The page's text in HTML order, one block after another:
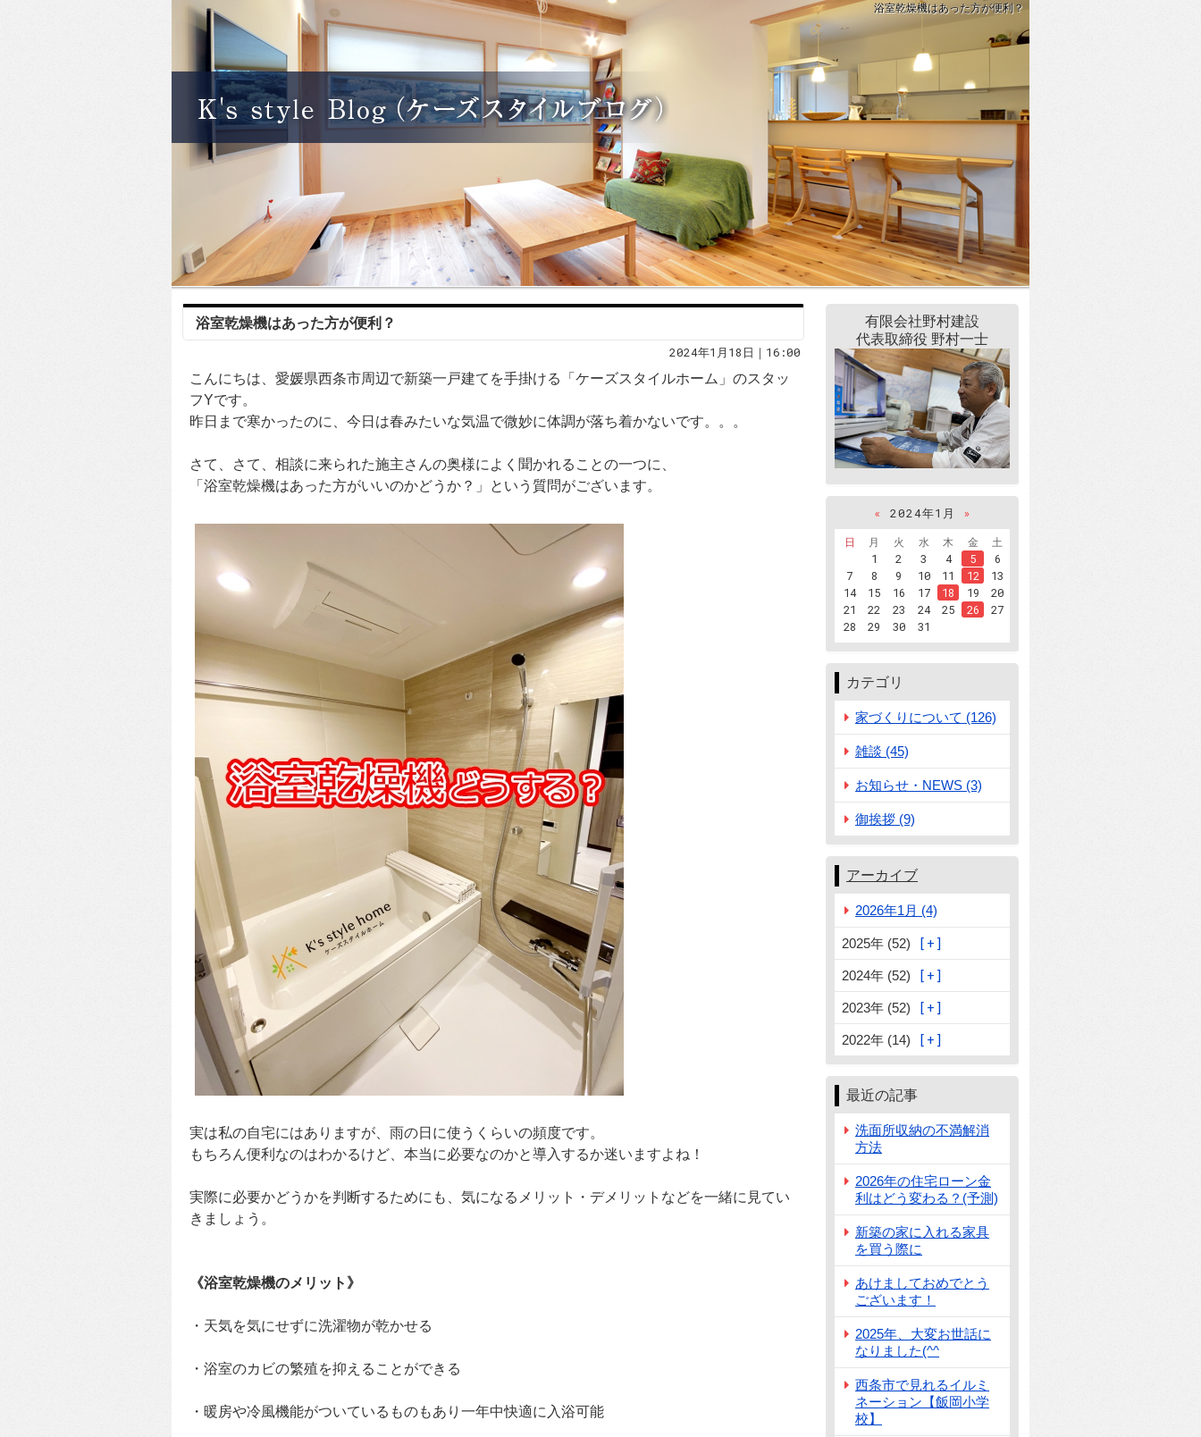
浴室乾燥機はあった方が便利？
浴室乾燥機はあった方が便利？
2024年1月18日｜16:00
こんにちは、愛媛県西条市周辺で新築一戸建てを手掛ける「ケーズスタイルホーム」のスタッ
フYです。
昨日まで寒かったのに、今日は春みたいな気温で微妙に体調が落ち着かないです。。。
さて、さて、相談に来られた施主さんの奥様によく聞かれることの一つに、
「浴室乾燥機はあった方がいいのかどうか？」という質問がございます。
実は私の自宅にはありますが、雨の日に使うくらいの頻度です。
もちろん便利なのはわかるけど、本当に必要なのかと導入するか迷いますよね！
実際に必要かどうかを判断するためにも、気になるメリット・デメリットなどを一緒に見てい
きましょう。
《浴室乾燥機のメリット》
・天気を気にせずに洗濯物が乾かせる
・浴室のカビの繁殖を抑えることができる
・暖房や冷風機能がついているものもあり一年中快適に入浴可能
有限会社野村建設
代表取締役 野村一士
« 2024年1月
»
日
月 火 水 木 金
土
1
2 3 4 5
6
7
8 9 10 11 12
13
14
15 16 17 18 19
20
21
22 23 24 25 26
27
28
29 30 31
カテゴリ
家づくりについて (126)
雑談 (45)
お知らせ・NEWS (3)
御挨拶 (9)
アーカイブ
2026年1月 (4)
2025年 (52)
2024年 (52)
2023年 (52)
2022年 (14)
最近の記事
洗面所収納の不満解消
方法
2026年の住宅ローン金
利はどう変わる？(予測)
新築の家に入れる家具
を買う際に
あけましておめでとう
ございます！
2025年、大変お世話に
なりました(^^
西条市で見れるイルミ
ネーション【飯岡小学
校】